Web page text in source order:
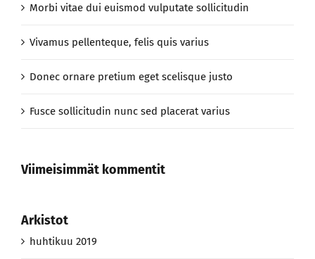
Morbi vitae dui euismod vulputate sollicitudin
Vivamus pellenteque, felis quis varius
Donec ornare pretium eget scelisque justo
Fusce sollicitudin nunc sed placerat varius
Viimeisimmät kommentit
Arkistot
huhtikuu 2019